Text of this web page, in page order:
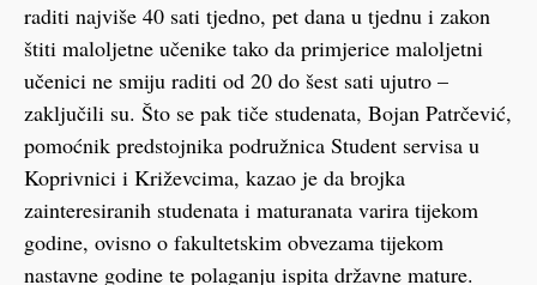
raditi najviše 40 sati tjedno, pet dana u tjednu i zakon
štiti maloljetne učenike tako da primjerice maloljetni
učenici ne smiju raditi od 20 do šest sati ujutro –
zaključili su. Što se pak tiče studenata, Bojan Patrčević,
pomoćnik predstojnika podružnica Student servisa u
Koprivnici i Križevcima, kazao je da brojka
zainteresiranih studenata i maturanata varira tijekom
godine, ovisno o fakultetskim obvezama tijekom
nastavne godine te polaganju ispita državne mature.